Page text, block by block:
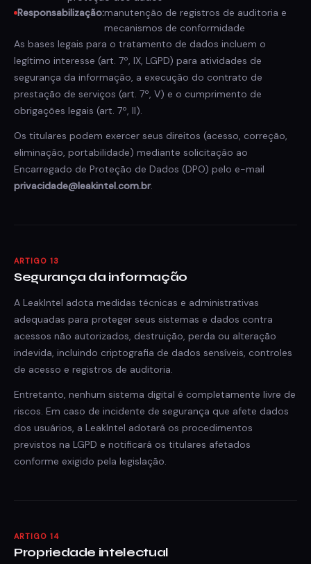
Responsabilização:manutenção de registros de auditoria e
mecanismos de conformidade
As bases legais para o tratamento de dados incluem o
legítimo interesse (art. 7º, IX, LGPD) para atividades de
segurança da informação, a execução do contrato de
prestação de serviços (art. 7º, V) e o cumprimento de
obrigações legais (art. 7º, II).
Os titulares podem exercer seus direitos (acesso, correção,
eliminação, portabilidade) mediante solicitação ao
Encarregado de Proteção de Dados (DPO) pelo e-mail
privacidade@leakintel.com.br.
ARTIGO 13
Segurança da informação
A LeakIntel adota medidas técnicas e administrativas
adequadas para proteger seus sistemas e dados contra
acessos não autorizados, destruição, perda ou alteração
indevida, incluindo criptografia de dados sensíveis, controles
de acesso e registros de auditoria.
Entretanto, nenhum sistema digital é completamente livre de
riscos. Em caso de incidente de segurança que afete dados
dos usuários, a LeakIntel adotará os procedimentos
previstos na LGPD e notificará os titulares afetados
conforme exigido pela legislação.
ARTIGO 14
Propriedade intelectual